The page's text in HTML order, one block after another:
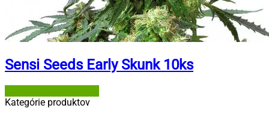
Sensi Seeds Early Skunk 10ks
Kategórie produktov